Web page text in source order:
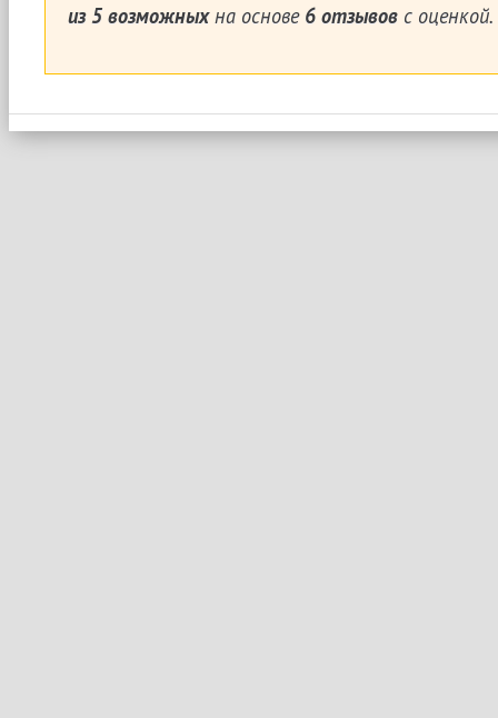
из 5 возможныхна основе 6 отзывов с оценкой.